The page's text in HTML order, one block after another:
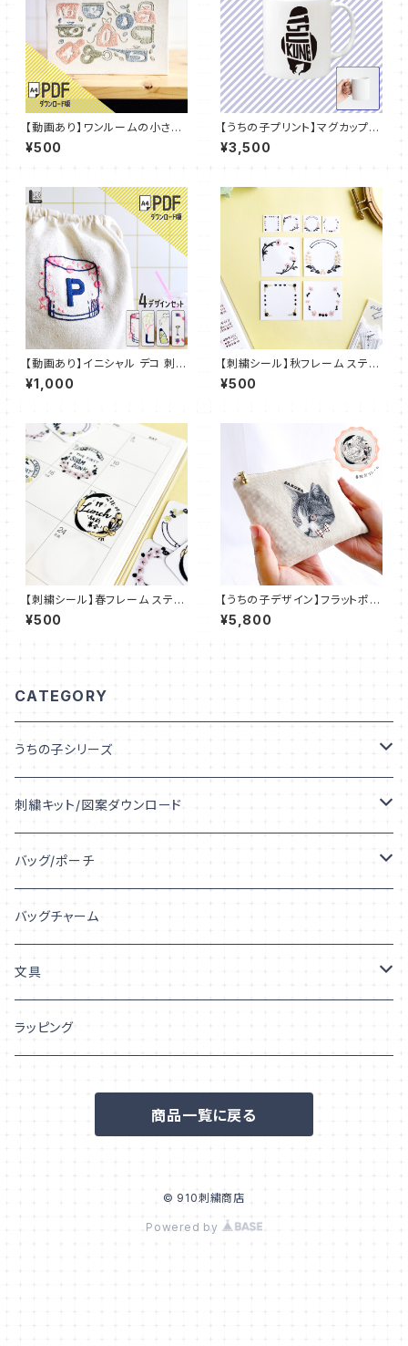
【動画あり】ワンルームの小さな
台所【PDFダウンロード】：PDF_
P08
¥500
【うちの子プリント】マグカップ
耐熱 電子レンジ可能：UT-P05
¥3,500
【動画あり】イニシャル デコ 刺繍
IDEable LIGHT サマードリン
ク：IDL_P03
¥1,000
【刺繍シール】秋フレーム ステッ
カー【フレークシール】ST_EMB
05
¥500
【刺繍シール】春フレーム ステッ
カー【フレークシール】ST_EMB
01
¥500
【うちの子デザイン】フラットポー
チ ファスナーポーチ ポケットテ
ィッシュ入れ付き【刺繍】UT001
¥5,800
CATEGORY
うちの子シリーズ
うちの子デザイン
うちの子シルエット
うちの子プリント
うちの子「柄」
刺繍キット/図案ダウンロード
キット
図案ダウンロード
バッグ/ポーチ
トートバッグ
巾着
ポーチ
バッグチャーム
文具
シール/ステッカー
ラッピング
商品一覧に戻る
© 910刺繍商店
Powered by